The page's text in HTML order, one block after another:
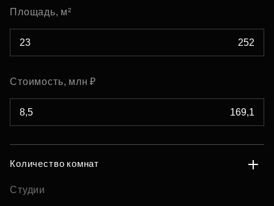
Площадь, м²
Стоимость, млн ₽
Количество комнат
Студии